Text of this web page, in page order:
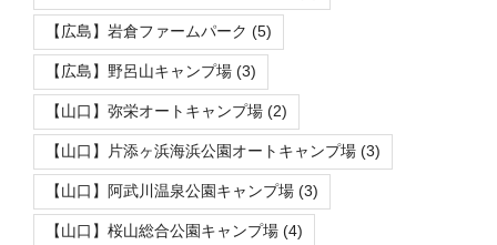
【広島】岩倉ファームパーク (5)
【広島】野呂山キャンプ場 (3)
【山口】弥栄オートキャンプ場 (2)
【山口】片添ヶ浜海浜公園オートキャンプ場 (3)
【山口】阿武川温泉公園キャンプ場 (3)
【山口】桜山総合公園キャンプ場 (4)